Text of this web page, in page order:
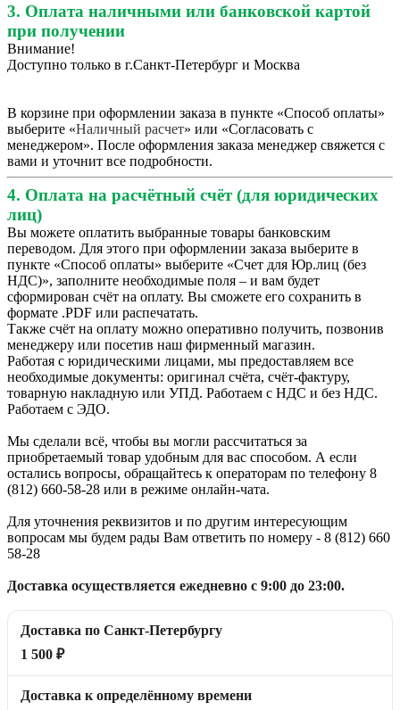
3. Оплата наличными или банковской картой
при получении
Внимание!
Доступно только в г.Санкт-Петербург и Москва
В корзине при оформлении заказа в пункте «Способ оплаты»
выберите «Наличный расчет» или «Согласовать с
менеджером». После оформления заказа менеджер свяжется с
вами и уточнит все подробности.
4. Оплата на расчётный счёт (для юридических
лиц)
Вы можете оплатить выбранные товары банковским
переводом. Для этого при оформлении заказа выберите в
пункте «Способ оплаты» выберите «Счет для Юр.лиц (без
НДС)», заполните необходимые поля – и вам будет
сформирован счёт на оплату. Вы сможете его сохранить в
формате .PDF или распечатать.
Также счёт на оплату можно оперативно получить, позвонив
менеджеру или посетив наш фирменный магазин.
Работая с юридическими лицами, мы предоставляем все
необходимые документы: оригинал счёта, счёт-фактуру,
товарную накладную или УПД. Работаем с НДС и без НДС.
Работаем с ЭДО.
Мы сделали всё, чтобы вы могли рассчитаться за
приобретаемый товар удобным для вас способом. А если
остались вопросы, обращайтесь к операторам по телефону 8
(812) 660-58-28 или в режиме онлайн-чата.
Для уточнения реквизитов и по другим интересующим
вопросам мы будем рады Вам ответить по номеру - 8 (812) 660
58-28
Доставка осуществляется ежедневно с 9:00 до 23:00.
Доставка по Санкт-Петербургу
1 500 ₽
Доставка к определённому времени